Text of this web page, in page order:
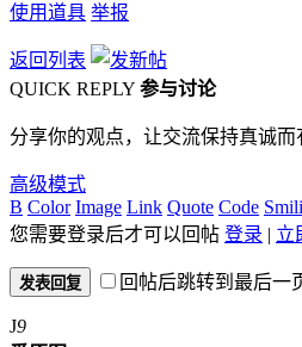
使用道具 举报
返回列表
QUICK REPLY 参与讨论
分享你的观点，让交流保持真诚而
高级模式
B Color Image Link Quote Code
您需要登录后才可以回帖 登录 | 立
发表回复 回帖后跳转到最后一
J9